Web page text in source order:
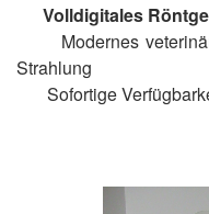
Volldigitales
Modernes
Strahlung
Sofortige